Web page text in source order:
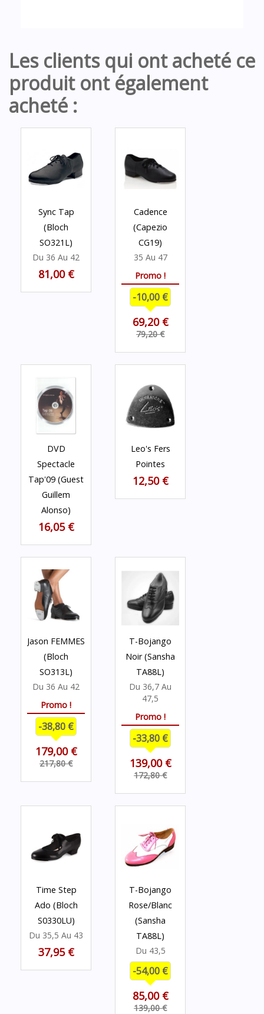
Les clients qui ont acheté ce
produit ont également
acheté :
Sync Tap
(Bloch
SO321L)
Du 36 Au 42
81,00 €
Cadence
(Capezio
CG19)
35 Au 47
Promo !
-10,00 €
69,20 €
79,20 €
DVD
Spectacle
Tap'09 (guest
Guillem
Alonso)
16,05 €
Leo's Fers
Pointes
12,50 €
Jason FEMMES
(Bloch
SO313L)
Du 36 Au 42
Promo !
-38,80 €
179,00 €
217,80 €
T-Bojango
Noir (Sansha
TA88L)
Du 36,7 Au
47,5
Promo !
-33,80 €
139,00 €
172,80 €
Time Step
Ado (Bloch
S0330LU)
Du 35,5 Au 43
37,95 €
T-Bojango
Rose/Blanc
(Sansha
TA88L)
Du 43,5
-54,00 €
85,00 €
139,00 €